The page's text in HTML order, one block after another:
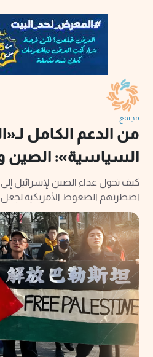
مجتمع
من الدعم الكامل
السياسية»:
كيف تحول عداء الصين لإسرائيل إلى
اضطرتهم الضغوط الأمريكية لجعل